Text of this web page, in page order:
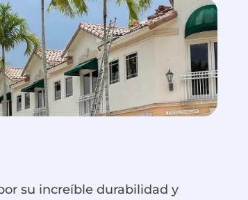
su increíble durabilidad y